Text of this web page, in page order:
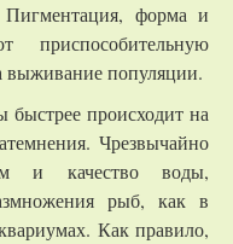
Пигментация, форма и
выживание популяции.
происходит на
Чрезвычайно
и качество воды,
рыб, как в
Как правило,